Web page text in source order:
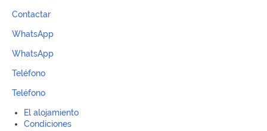
Contactar
WhatsApp
WhatsApp
Teléfono
Teléfono
El alojamiento
Condiciones